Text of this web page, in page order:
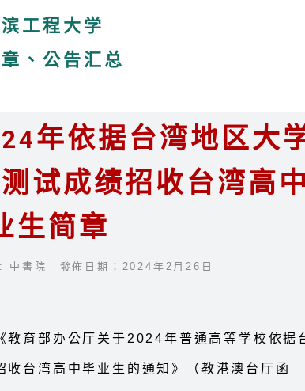
工程大学
、公告汇总
年依据台湾地区大
试成绩招收台湾高中
生简章
書院 發佈日期：2024年2月26日
教育部办公厅关于2024年普通高等学校依据
台湾高中毕业生的通知》（教港澳台厅函